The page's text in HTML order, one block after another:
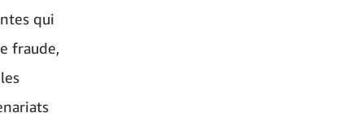
qui
fraude,